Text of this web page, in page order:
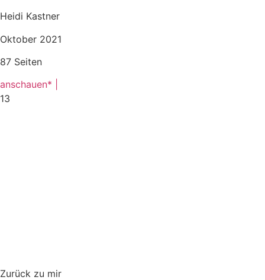
Heidi Kastner
Oktober 2021
87 Seiten
anschauen* |
13
Zurück zu mir